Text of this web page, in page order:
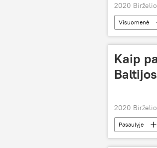
2020
Visuomenė
Kaip
2020
Pasaulyje